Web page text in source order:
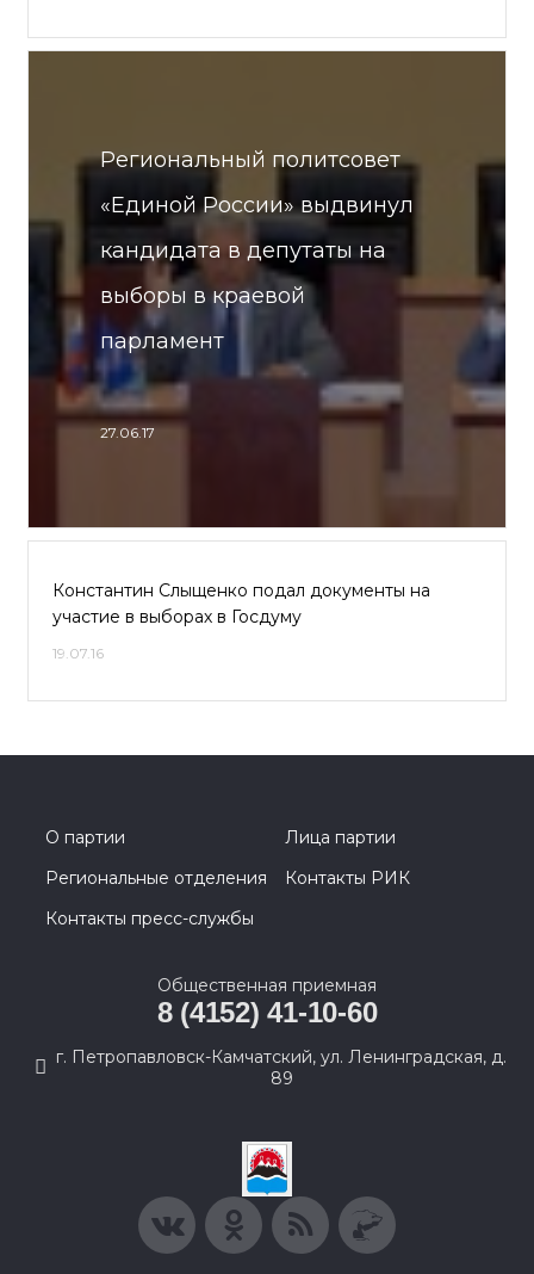
Региональный политсовет
«Единой России» выдвинул
кандидата в депутаты на
выборы в краевой
парламент
27.06.17
Константин Слыщенко подал документы на
участие в выборах в Госдуму
19.07.16
О партии
Лица партии
Региональные отделения
Контакты РИК
Контакты пресс-службы
Общественная приемная
8 (4152) 41-10-60
г. Петропавловск-Камчатский, ул. Ленинградская, д.
89